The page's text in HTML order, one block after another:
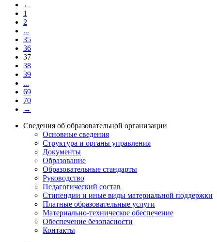
←
1
2
...
35
36
37
38
39
...
69
70
→
Сведения об образовательной организации
Основные сведения
Структура и органы управления
Документы
Образование
Образовательные стандарты
Руководство
Педагогический состав
Стипендии и иные виды материальной поддержки
Платные образовательные услуги
Материально-техническое обеспечение
Обеспечение безопасности
Контакты